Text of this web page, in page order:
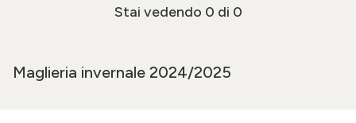
Stai vedendo 0 di 0
Maglieria invernale 2024/2025